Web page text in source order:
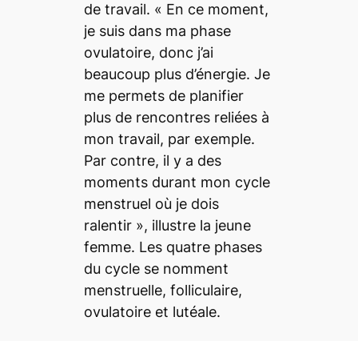
de travail. « En ce moment,
je suis dans ma phase
ovulatoire, donc j’ai
beaucoup plus d’énergie. Je
me permets de planifier
plus de rencontres reliées à
mon travail, par exemple.
Par contre, il y a des
moments durant mon cycle
menstruel où je dois
ralentir », illustre la jeune
femme. Les quatre phases
du cycle se nomment
menstruelle, folliculaire,
ovulatoire et lutéale.